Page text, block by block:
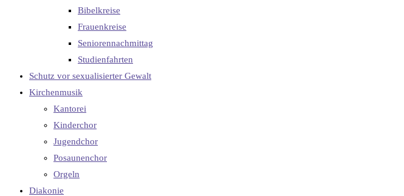
Bibelkreise
Frauenkreise
Seniorennachmittag
Studienfahrten
Schutz vor sexualisierter Gewalt
Kirchenmusik
Kantorei
Kinderchor
Jugendchor
Posaunenchor
Orgeln
Diakonie